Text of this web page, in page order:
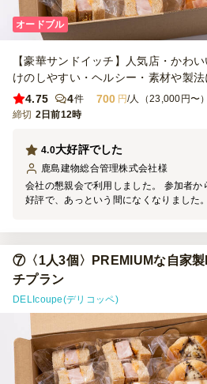
オードブル
【豪華サンドイッチ】人気店・かわ
けのしやすい・ヘルシー・素材や製
4.75
4件 700 円/人（23,000円〜）
締切 2日前12時
大好評でした
4.0
鹿島建物総合管理株式会社様
会社の懇親会で利用しました。 参加者
好評で、あっという間になくなりました
⑦〈1人3個〉PREMIUMな自家製
チプラン
DELIcoupe(デリコッペ)